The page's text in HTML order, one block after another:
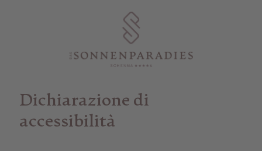
Dichiarazione di
accessibilità